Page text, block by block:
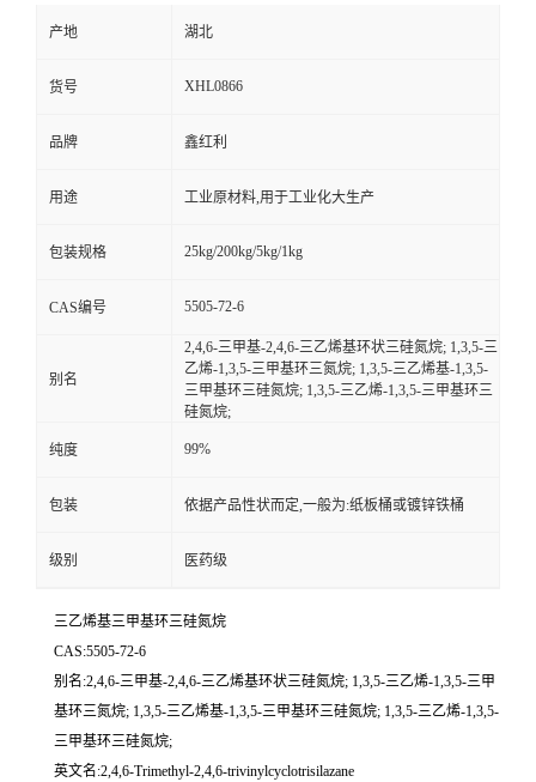
产地 湖北
货号 XHL0866
品牌 鑫红利
用途 工业原材料,用于工业化大生产
包装规格 25kg/200kg/5kg/1kg
CAS编号 5505-72-6
别名
2,4,6-三甲基-2,4,6-三乙烯基环状三硅氮烷; 1,3,5-三
乙烯-1,3,5-三甲基环三氮烷; 1,3,5-三乙烯基-1,3,5-
三甲基环三硅氮烷; 1,3,5-三乙烯-1,3,5-三甲基环三
硅氮烷;
纯度 99%
包装 依据产品性状而定,一般为:纸板桶或镀锌铁桶
级别 医药级
三乙烯基三甲基环三硅氮烷
CAS:5505-72-6
别名:2,4,6-三甲基-2,4,6-三乙烯基环状三硅氮烷; 1,3,5-三乙烯-1,3,5-三甲
基环三氮烷; 1,3,5-三乙烯基-1,3,5-三甲基环三硅氮烷; 1,3,5-三乙烯-1,3,5-
三甲基环三硅氮烷;
英文名:2,4,6-Trimethyl-2,4,6-trivinylcyclotrisilazane